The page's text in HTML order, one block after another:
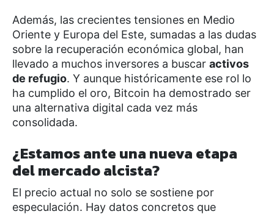
Además, las crecientes tensiones en Medio
Oriente y Europa del Este, sumadas a las dudas
sobre la recuperación económica global, han
llevado a muchos inversores a buscar activos
de refugio. Y aunque históricamente ese rol lo
ha cumplido el oro, Bitcoin ha demostrado ser
una alternativa digital cada vez más
consolidada.
¿Estamos ante una nueva etapa
del mercado alcista?
El precio actual no solo se sostiene por
especulación. Hay datos concretos que